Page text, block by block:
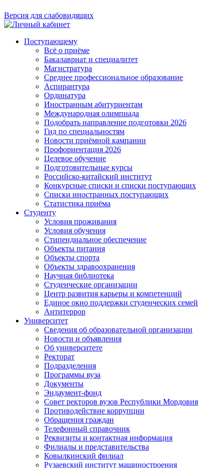
Версия для слабовидящих
Поступающему
Всё о приёме
Бакалавриат и специалитет
Магистратура
Среднее профессиональное образование
Аспирантура
Ординатура
Иностранным абитуриентам
Международная олимпиада
Подобрать направление подготовки 2026
Гид по специальностям
Новости приёмной кампании
Профориентация 2026
Целевое обучение
Подготовительные курсы
Российско-китайский институт
Конкурсные списки и списки поступающих
Списки иностранных поступающих
Статистика приёма
Студенту
Условия проживания
Условия обучения
Стипендиальное обеспечение
Объекты питания
Объекты спорта
Объекты здравоохранения
Научная библиотека
Студенческие организации
Центр развития карьеры и компетенций
Единое окно поддержки студенческих семей
Антитеррор
Университет
Сведения об образовательной организации
Новости и объявления
Об университете
Ректорат
Подразделения
Программы вуза
Документы
Эндаумент-фонд
Совет ректоров вузов Республики Мордовия
Противодействие коррупции
Обращения граждан
Телефонный справочник
Реквизиты и контактная информация
Филиалы и представительства
Ковылкинский филиал
Рузаевский институт машиностроения